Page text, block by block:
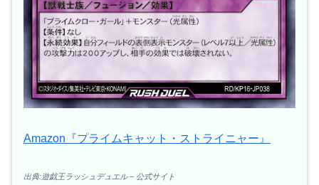
Amazon『プライムキャット・ストライニャー』
出典:遊戯王ラッシュデュエル – 公式サイト